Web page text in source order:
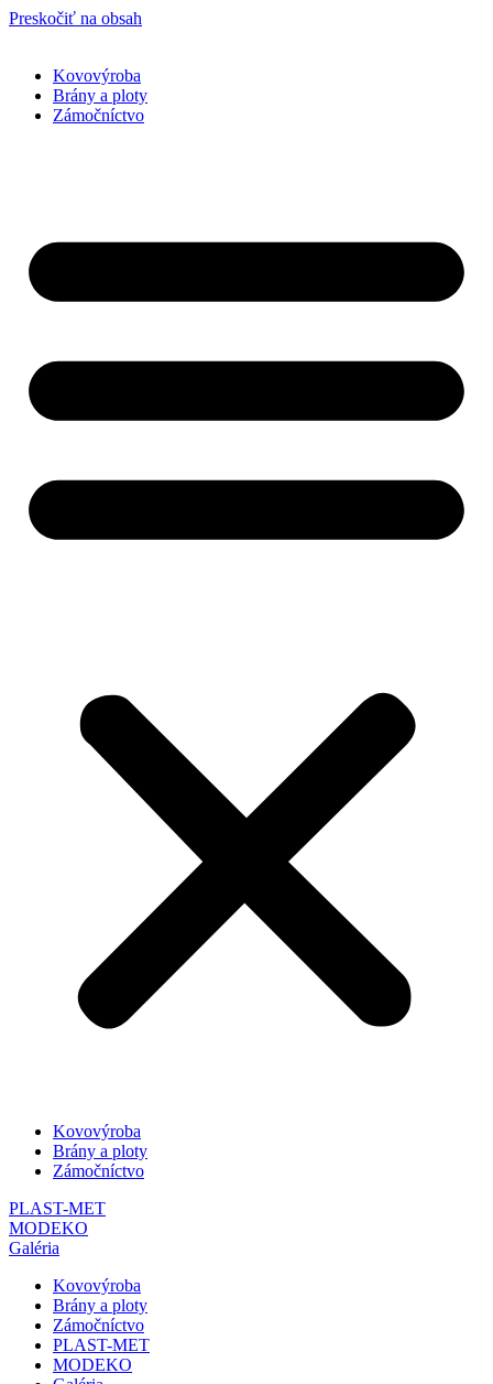
Preskočiť na obsah
Kovovýroba
Brány a ploty
Zámočníctvo
Kovovýroba
Brány a ploty
Zámočníctvo
PLAST-MET
MODEKO
Galéria
Kovovýroba
Brány a ploty
Zámočníctvo
PLAST-MET
MODEKO